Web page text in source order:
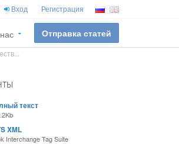
Вход Регистрация
Отправка статей
текст
XML
Interchange Tag Suite